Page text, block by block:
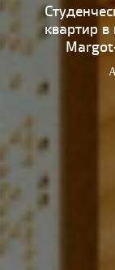
Книги
Эко квартир